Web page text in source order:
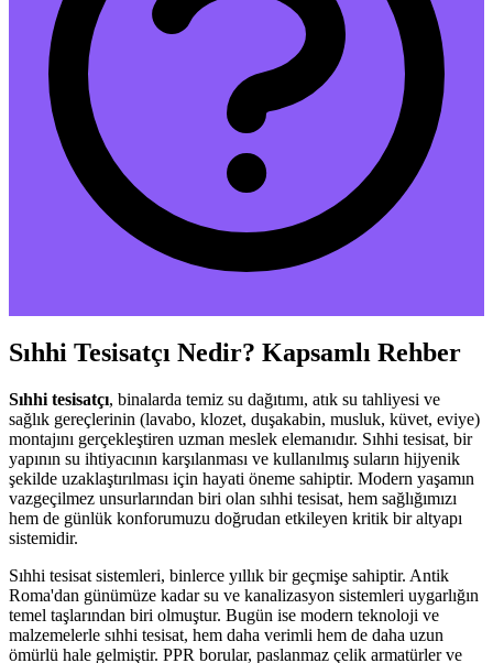
Sıhhi Tesisatçı Nedir? Kapsamlı Rehber
Sıhhi tesisatçı, binalarda temiz su dağıtımı, atık su tahliyesi ve
sağlık gereçlerinin (lavabo, klozet, duşakabin, musluk, küvet, eviye)
montajını gerçekleştiren uzman meslek elemanıdır. Sıhhi tesisat, bir
yapının su ihtiyacının karşılanması ve kullanılmış suların hijyenik
şekilde uzaklaştırılması için hayati öneme sahiptir. Modern yaşamın
vazgeçilmez unsurlarından biri olan sıhhi tesisat, hem sağlığımızı
hem de günlük konforumuzu doğrudan etkileyen kritik bir altyapı
sistemidir.
Sıhhi tesisat sistemleri, binlerce yıllık bir geçmişe sahiptir. Antik
Roma'dan günümüze kadar su ve kanalizasyon sistemleri uygarlığın
temel taşlarından biri olmuştur. Bugün ise modern teknoloji ve
malzemelerle sıhhi tesisat, hem daha verimli hem de daha uzun
ömürlü hale gelmiştir. PPR borular, paslanmaz çelik armatürler ve